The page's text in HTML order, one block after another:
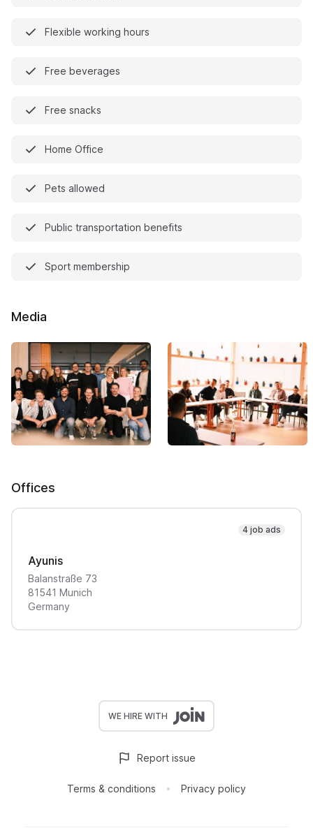
Flexible working hours
Free beverages
Free snacks
Home Office
Pets allowed
Public transportation benefits
Sport membership
Media
Offices
4 job ads
Ayunis
Balanstraße 73
81541 Munich
Germany
WE HIRE WITH
Terms & conditions Privacy policy
Report issue